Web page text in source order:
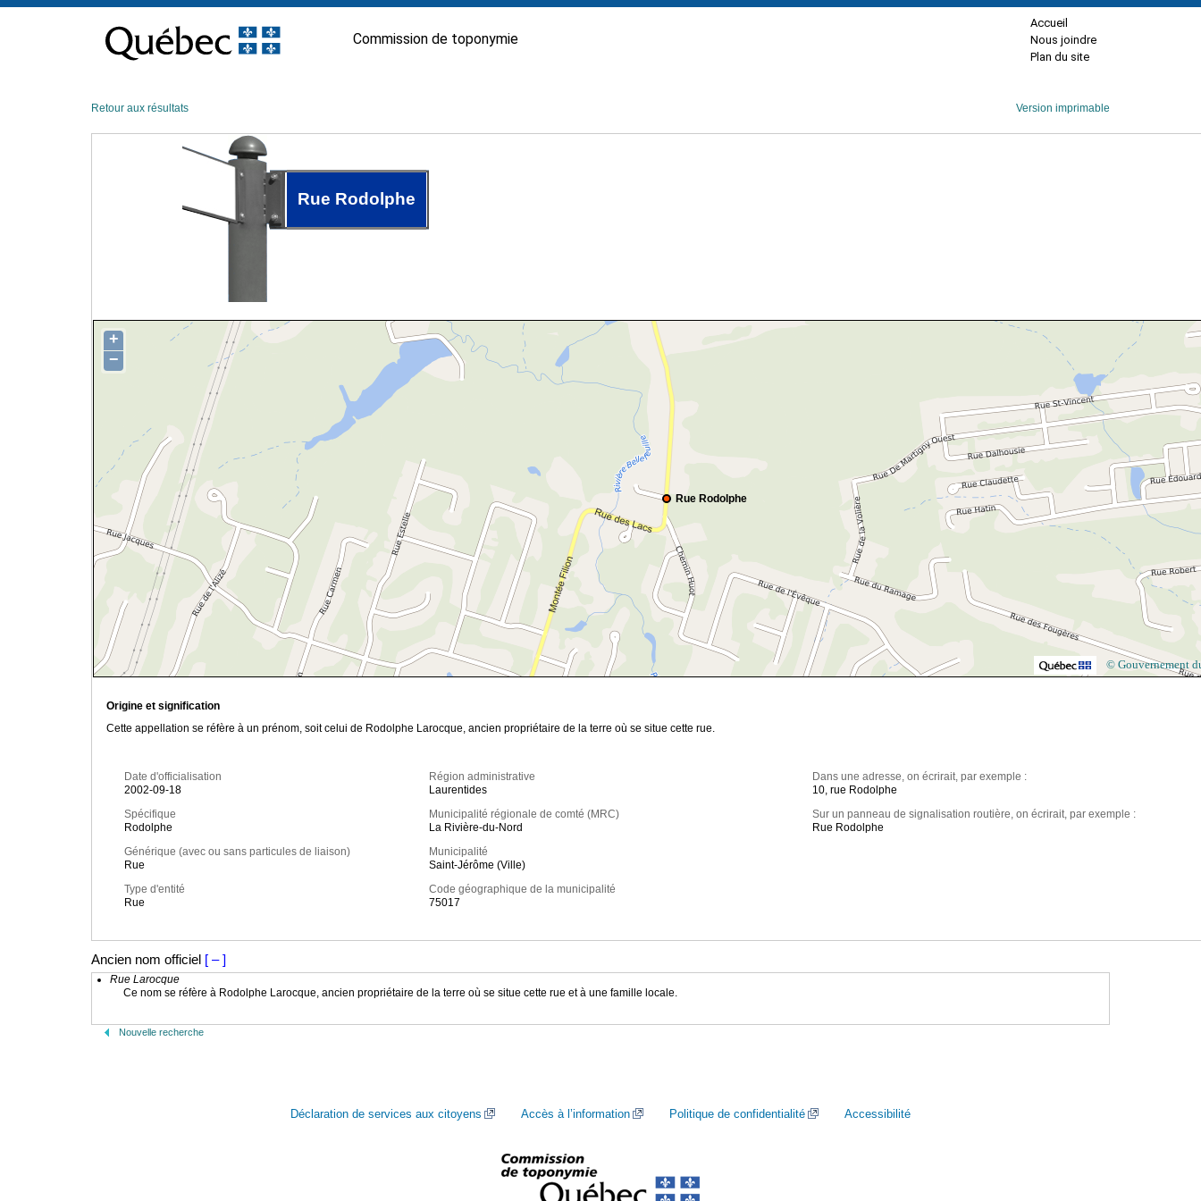
contenu
Commission de toponymie
Accueil
Nous joindre
Plan du site
Retour aux résultats Version imprimable
Rue Rodolphe
Rue Rodolphe
+
−
© Gouvernement
Origine et signification
Cette appellation se réfère à un prénom, soit celui de Rodolphe Larocque, ancien propriétaire de la terre où se situe cette rue.
Date d'officialisation
2002-09-18
Spécifique
Rodolphe
Générique (avec ou sans particules de liaison)
Rue
Type d'entité
Rue
Région administrative
Laurentides
Municipalité régionale de comté (MRC)
La Rivière-du-Nord
Municipalité
Saint-Jérôme (Ville)
Code géographique de la municipalité
75017
Dans une adresse, on écrirait, par exemple :
10, rue Rodolphe
Sur un panneau de signalisation routière, on écrirait, par exemple :
Rue Rodolphe
Ancien nom officiel [ – ]
Rue Larocque
Ce nom se réfère à Rodolphe Larocque, ancien propriétaire de la terre où se situe cette rue et à une famille locale.
Nouvelle recherche
Déclaration de services aux citoyens Accès à l’information Politique de confidentialité Accessibilité